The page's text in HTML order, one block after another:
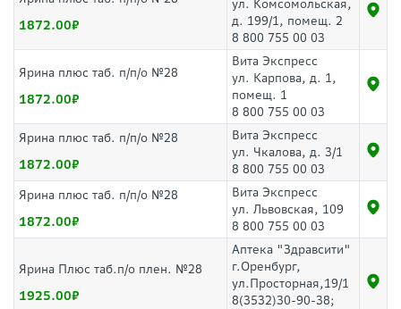
1872.00
ул. Комсомольская,
д. 199/1, помещ. 2
8 800 755 00 03
Ярина плюс таб. п/п/о №28
1872.00
Вита Экспресс
ул. Карпова, д. 1,
помещ. 1
8 800 755 00 03
Ярина плюс таб. п/п/о №28
1872.00
Вита Экспресс
ул. Чкалова, д. 3/1
8 800 755 00 03
Ярина плюс таб. п/п/о №28
1872.00
Вита Экспресс
ул. Львовская, 109
8 800 755 00 03
Ярина Плюс таб.п/о плен. №28
1925.00
Аптека "Здравсити"
г.Оренбург,
ул.Просторная,19/1
8(3532)30-90-38;